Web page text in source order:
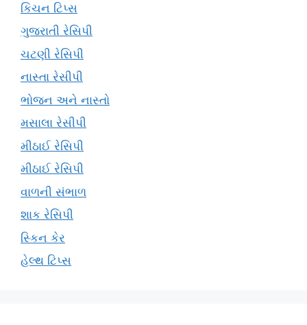
કિચન ટિપ્સ
ગુજરાતી રેસિપી
ચટણી રેસિપી
નાસ્તા રેસીપી
ભોજન અને નાસ્તો
મસાલા રેસીપી
મીઠાઈ રેસિપી
મીઠાઈ રેસિપી
વાળની સંભાળ
શાક રેસિપી
સ્કિન કેર
હેલ્થ ટિપ્સ